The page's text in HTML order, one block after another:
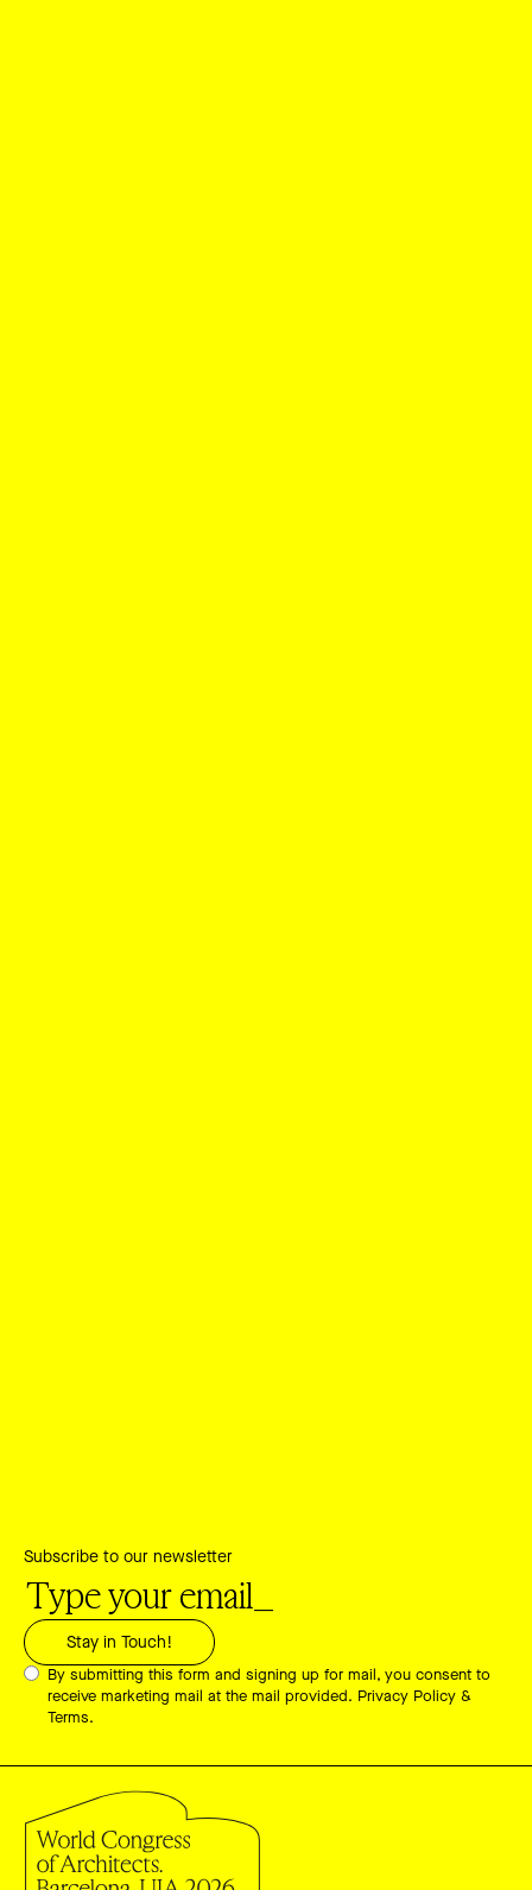
Subscribe to our newsletter
By submitting this form and signing up for mail, you consent to
receive marketing mail at the mail provided. Privacy Policy &
Terms.